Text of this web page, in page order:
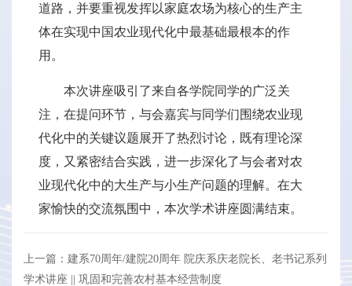
道路，并要重视发挥以家庭农场为核心的生产主
体在实现中国农业现代化中最基础最根本的作
用。
本次讲座吸引了来自各学院同学的广泛关
注，在提问环节，与会嘉宾与同学们围绕农业现
代化中的关键议题展开了热烈讨论，既有理论深
度，又紧密结合实践，进一步深化了与会者对农
业现代化中的大生产与小生产问题的理解。在大
家愉快的交流氛围中，本次学术讲座圆满结束。
上一篇：建系70周年/建院20周年 院庆系庆老院长、老书记系列
学术讲座 || 巩固和完善农村基本经营制度